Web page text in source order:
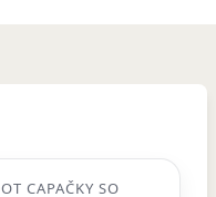
CAPAČKY SO